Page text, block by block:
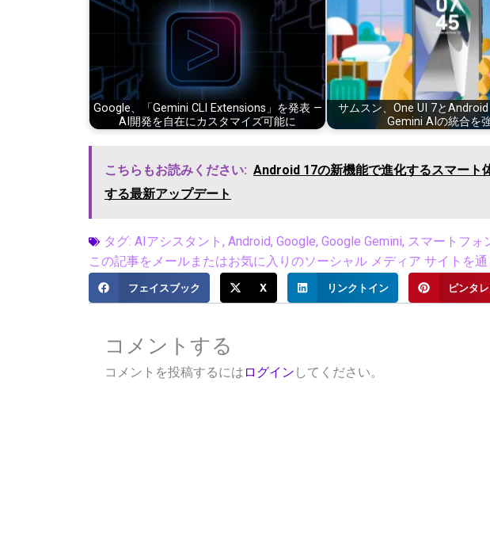
Google、「Gemini CLI Extensions」を発表 —
AI開発を自在にカスタマイズ可能に
サムスン、One UI 7と
Gemini AIの統合を
こちらもお読みください: Android 17の新機能で進化するスマート
する最新アップデート
タグ: AIアシスタント , Android, Google, Google Gemini, スマートフォ
この記事をメールまたはお気に入りのソーシャル メディア サイトを
フェイスブック X リンクトイン ピンタ
コメントする
コメントを投稿するには ログイン してください。